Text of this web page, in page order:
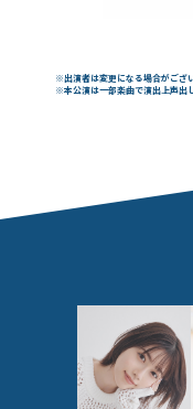
※出演者は変更になる場合がござ
※本公演は一部楽曲で演出上声出